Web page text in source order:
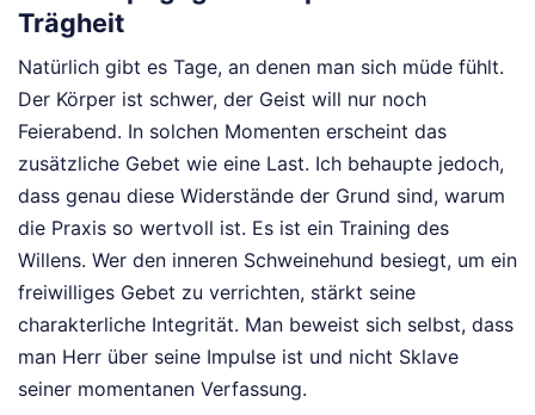
Trägheit
Natürlich gibt es Tage, an denen man sich müde fühlt.
Der Körper ist schwer, der Geist will nur noch
Feierabend. In solchen Momenten erscheint das
zusätzliche Gebet wie eine Last. Ich behaupte jedoch,
dass genau diese Widerstände der Grund sind, warum
die Praxis so wertvoll ist. Es ist ein Training des
Willens. Wer den inneren Schweinehund besiegt, um ein
freiwilliges Gebet zu verrichten, stärkt seine
charakterliche Integrität. Man beweist sich selbst, dass
man Herr über seine Impulse ist und nicht Sklave
seiner momentanen Verfassung.